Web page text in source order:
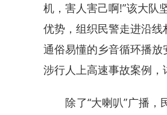
机，害人害己啊!”该大队
优势，组织民警走进沿
通俗易懂的乡音循环播
涉行人上高速事故案例，
除了“大喇叭”广播，